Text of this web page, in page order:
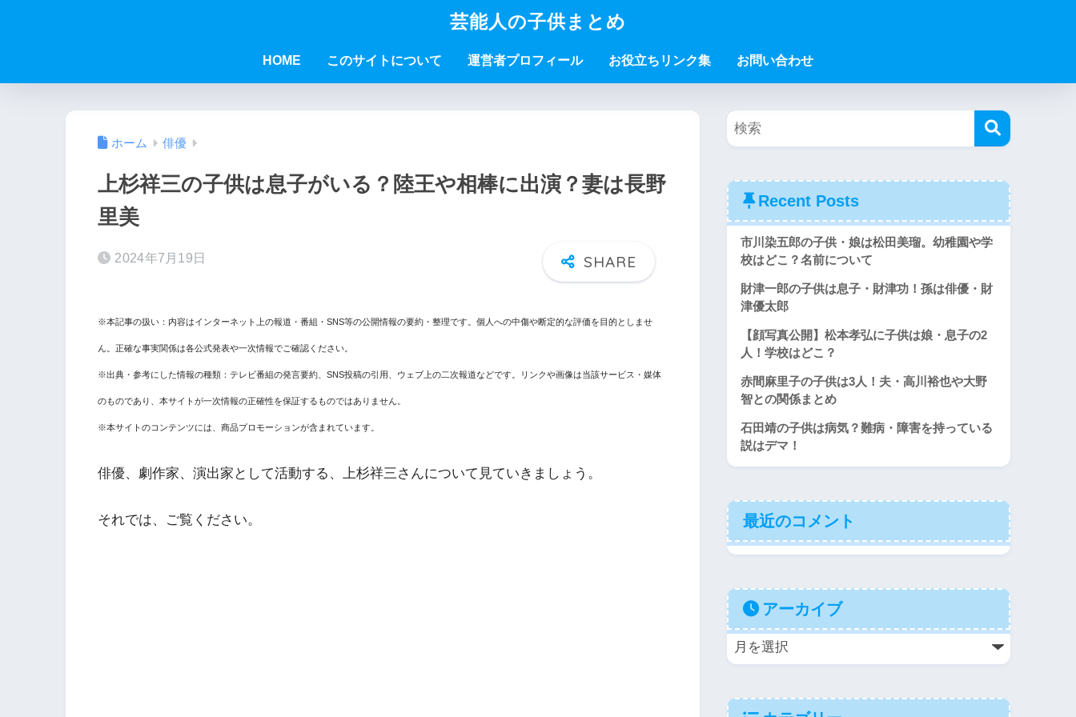
芸能人の子供まとめ
HOME このサイトについて 運営者プロフィール お役立ちリンク集 お問い合わせ
ホーム 俳優
上杉祥三の子供は息子がいる？陸王や相棒に出演？妻は長野
里美
2024年7月19日
※本記事の扱い：内容はインターネット上の報道・番組・SNS等の公開情報の要約・整理です。個人への中傷や断定的な評価を目的としませ
ん。正確な事実関係は各公式発表や一次情報でご確認ください。
※出典・参考にした情報の種類：テレビ番組の発言要約、SNS投稿の引用、ウェブ上の二次報道などです。リンクや画像は当該サービス・媒体
のものであり、本サイトが一次情報の正確性を保証するものではありません。
※本サイトのコンテンツには、商品プロモーションが含まれています。
俳優、劇作家、演出家として活動する、上杉祥三さんについて見ていきましょう。
それでは、ご覧ください。
Recent Posts
市川染五郎の子供・娘は松田美瑠。幼稚園や学
校はどこ？名前について
財津一郎の子供は息子・財津功！孫は俳優・財
津優太郎
【顔写真公開】松本孝弘に子供は娘・息子の2
人！学校はどこ？
赤間麻里子の子供は3人！夫・高川裕也や大野
智との関係まとめ
石田靖の子供は病気？難病・障害を持っている
説はデマ！
最近のコメント
アーカイブ